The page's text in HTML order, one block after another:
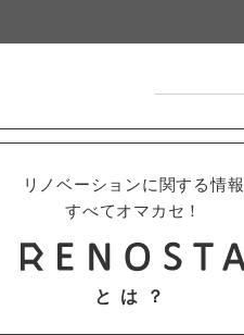
リノベーションに関する情報
すべてオマカセ！
とは？